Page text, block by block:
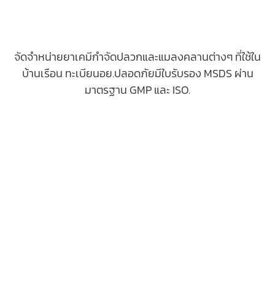
จัดจำหน่ายยาเคมีกำจัดปลวกและแมลงคลานต่างๆ ที่ใช้ใน
บ้านเรือน ทะเบียนอย.ปลอดภัยมีใบรับรอง MSDS ผ่าน
มาตรฐาน GMP และ ISO.